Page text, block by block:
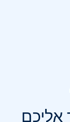
אליכם